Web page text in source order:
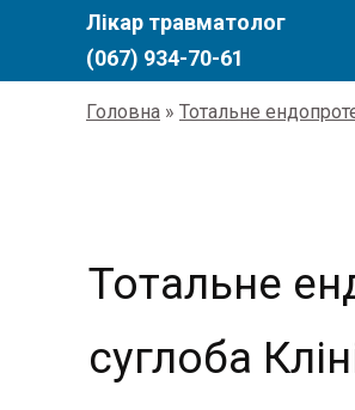
Лікар травматолог
(067) 934-70-61
Головна » Тотальне
Тотальне
суглоба